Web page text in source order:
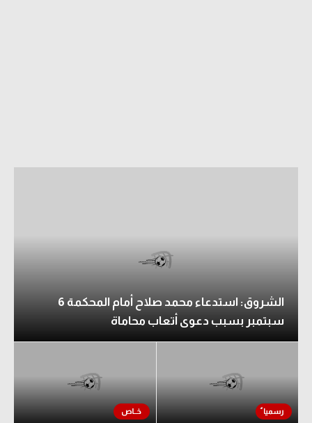
الشروق: استدعاء محمد صلاح أمام المحكمة 6
سبتمبر بسبب دعوى أتعاب محاماة